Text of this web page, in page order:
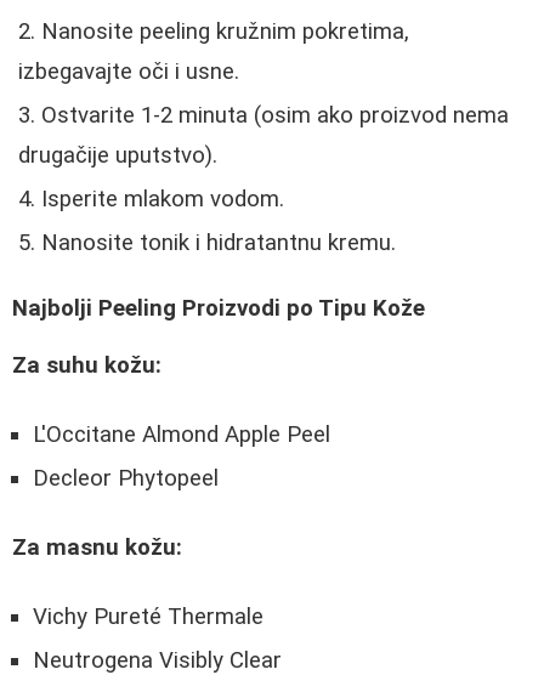
Nanosite peeling kružnim pokretima,
izbegavajte oči i usne.
Ostvarite 1-2 minuta (osim ako proizvod nema
drugačije uputstvo).
Isperite mlakom vodom.
Nanosite tonik i hidratantnu kremu.
Najbolji Peeling Proizvodi po Tipu Kože
Za suhu kožu:
L'Occitane Almond Apple Peel
Decleor Phytopeel
Za masnu kožu:
Vichy Pureté Thermale
Neutrogena Visibly Clear